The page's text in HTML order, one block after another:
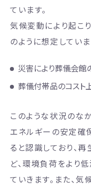
ています。
気候変動により起こ
のように想定していま
災害により葬儀会館
葬儀付帯品のコスト
このような状況のな
エネルギーの安定確
ると認識しており、
ど、環境負荷をより
ていきます。また、